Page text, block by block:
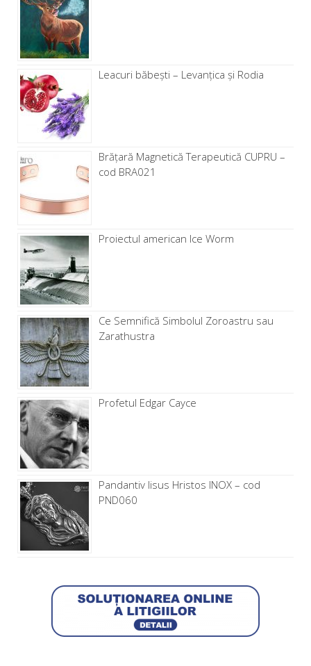
Leacuri băbești – Levanţica și Rodia
Brăţară Magnetică Terapeutică CUPRU –
cod BRA021
Proiectul american Ice Worm
Ce Semnifică Simbolul Zoroastru sau
Zarathustra
Profetul Edgar Cayce
Pandantiv Iisus Hristos INOX – cod
PND060